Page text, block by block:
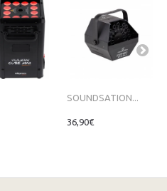
SOUNDSATION...
36,90€